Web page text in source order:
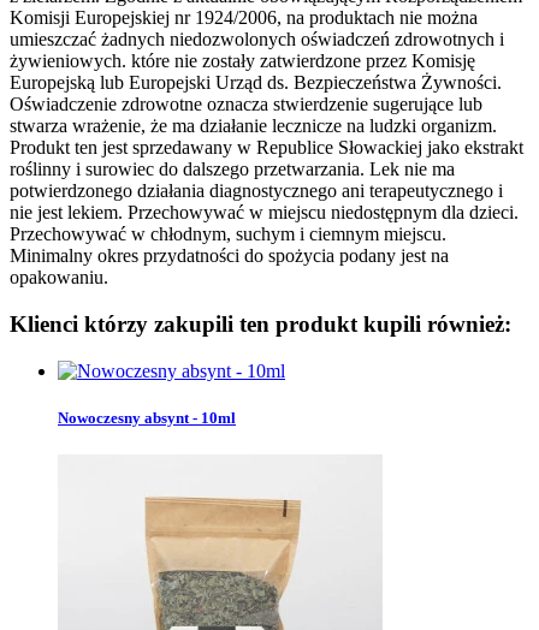
Komisji Europejskiej nr 1924/2006, na produktach nie można
umieszczać żadnych niedozwolonych oświadczeń zdrowotnych i
żywieniowych. które nie zostały zatwierdzone przez Komisję
Europejską lub Europejski Urząd ds. Bezpieczeństwa Żywności.
Oświadczenie zdrowotne oznacza stwierdzenie sugerujące lub
stwarza wrażenie, że ma działanie lecznicze na ludzki organizm.
Produkt ten jest sprzedawany w Republice Słowackiej jako ekstrakt
roślinny i surowiec do dalszego przetwarzania. Lek nie ma
potwierdzonego działania diagnostycznego ani terapeutycznego i
nie jest lekiem. Przechowywać w miejscu niedostępnym dla dzieci.
Przechowywać w chłodnym, suchym i ciemnym miejscu.
Minimalny okres przydatności do spożycia podany jest na
opakowaniu.
Klienci którzy zakupili ten produkt kupili również:
Nowoczesny absynt - 10ml